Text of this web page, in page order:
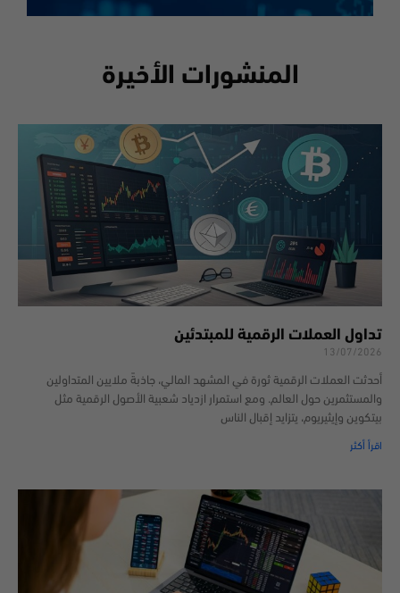
المنشورات الأخيرة
تداول العملات الرقمية للمبتدئين
13/07/2026
أحدثت العملات الرقمية ثورة في المشهد المالي، جاذبةً ملايين المتداولين
والمستثمرين حول العالم. ومع استمرار ازدياد شعبية الأصول الرقمية مثل
بيتكوين وإيثيريوم، يتزايد إقبال الناس
اقرأ أكثر